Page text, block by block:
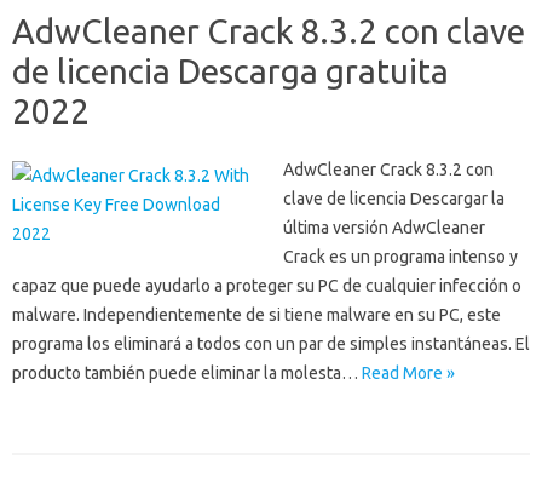
AdwCleaner Crack 8.3.2 con clave
de licencia Descarga gratuita
2022
AdwCleaner Crack 8.3.2 con
clave de licencia Descargar la
última versión AdwCleaner
Crack es un programa intenso y
capaz que puede ayudarlo a proteger su PC de cualquier infección o
malware. Independientemente de si tiene malware en su PC, este
programa los eliminará a todos con un par de simples instantáneas. El
producto también puede eliminar la molesta… Read More »